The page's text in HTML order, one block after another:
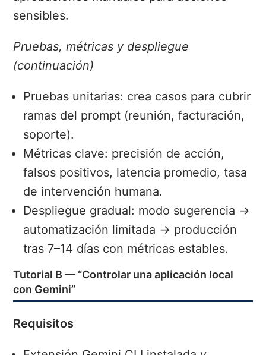
sensibles.
Pruebas, métricas y despliegue
(continuación)
Pruebas unitarias: crea casos para cubrir
ramas del prompt (reunión, facturación,
soporte).
Métricas clave: precisión de acción,
falsos positivos, latencia promedio, tasa
de intervención humana.
Despliegue gradual: modo sugerencia →
automatización limitada → producción
tras 7–14 días con métricas estables.
Tutorial B — “Controlar una aplicación local
con Gemini”
Requisitos